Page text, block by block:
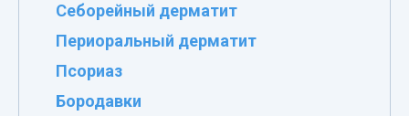
Себорейный дерматит
Периоральный дерматит
Псориаз
Бородавки